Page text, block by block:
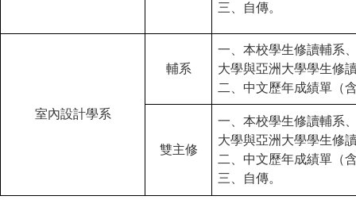
三、自傳。
室內設計學系
輔系
一、本校學生修讀輔系
大學與亞洲大學學生修
二、中文歷年成績單（
雙主修
一、本校學生修讀輔系
大學與亞洲大學學生修
二、中文歷年成績單（
三、自傳。